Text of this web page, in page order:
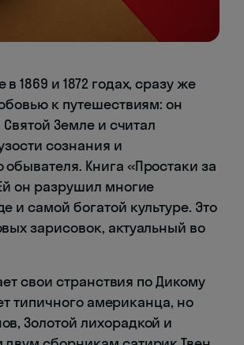
1869 и 1872 годах, сразу же
к путешествиям: он
Земле и считал
сознания и
Книга «Простаки за
он разрушил многие
самой богатой культуре. Это
зарисовок, актуальный во
свои странствия по Дикому
типичного американца, но
Золотой лихорадкой и